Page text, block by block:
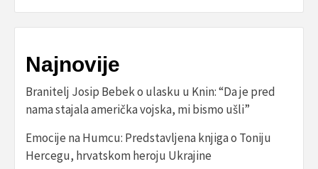
Najnovije
Branitelj Josip Bebek o ulasku u Knin: “Da je pred
nama stajala američka vojska, mi bismo ušli”
Emocije na Humcu: Predstavljena knjiga o Toniju
Hercegu, hrvatskom heroju Ukrajine